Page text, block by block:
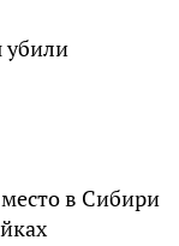
убили
место в Сибири